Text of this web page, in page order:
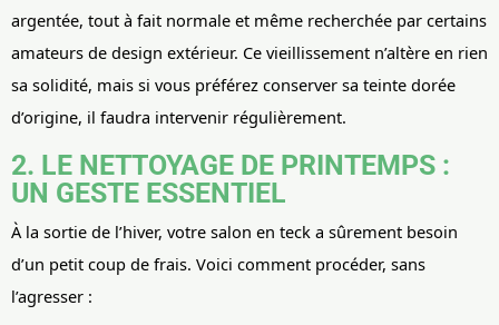
argentée, tout à fait normale et même recherchée par certains
amateurs de design extérieur. Ce vieillissement n’altère en rien
sa solidité, mais si vous préférez conserver sa teinte dorée
d’origine, il faudra intervenir régulièrement.
2. LE NETTOYAGE DE PRINTEMPS :
UN GESTE ESSENTIEL
À la sortie de l’hiver, votre salon en teck a sûrement besoin
d’un petit coup de frais. Voici comment procéder, sans
l’agresser :